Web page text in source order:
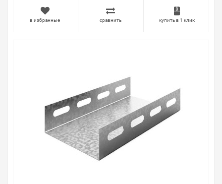
Свяжитесь с нами любым способом, который для вас
наиболее удобен. С удовольствием ответим на все
в избранные сравнить купить в 1 клик